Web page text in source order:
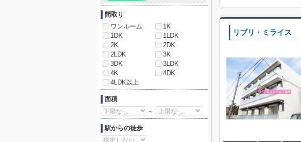
リブリ・ミライス
間取り
ワンルーム
1K
1DK
1LDK
2K
2DK
2LDK
3K
3DK
3LDK
4K
4DK
4LDK以上
面積
～
駅からの徒歩